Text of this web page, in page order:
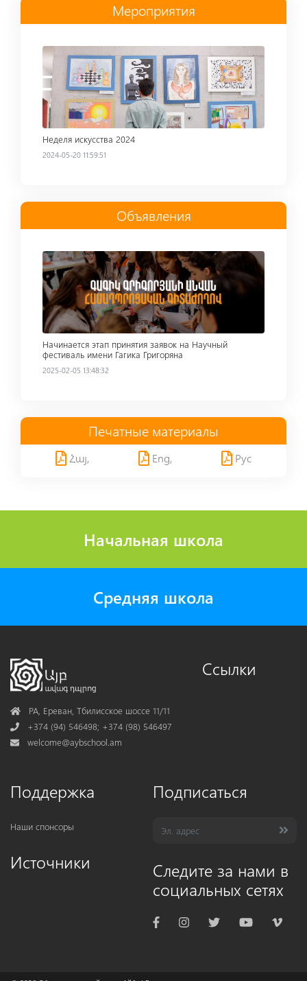
Мероприятия
Read more
Неделя искусства 2024
2024-05-20 11:59:51
Объявления
Read more
Начинается этап принятия заявок на Научный
фестиваль имени Гагика Григоряна
2025-02-05 13:48:32
Печатные материалы
Հայ, Eng, Рус
Начальная школа
Средняя школа
AddressРА, Ереван, Тбилисское шоссе 11/11
Phone+374 (94) 546498; +374 (98) 546497
Mail
welcome@aybschool.am
Ссылки
Поддержка
Наши спонсоры
Источники
Подписаться
Следите за нами в
социальных сетях